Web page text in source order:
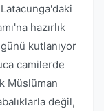
hazırlık
kutlanıyor
camilerde
Müslüman
değil,